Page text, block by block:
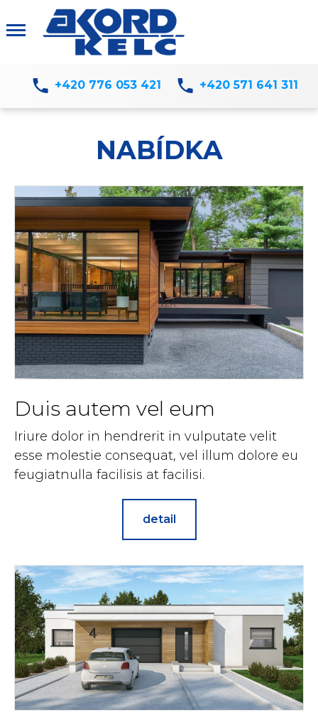
+420 776 053 421 +420 571 641 311
NABÍDKA
Duis autem vel eum
Iriure dolor in hendrerit in vulputate velit
esse molestie consequat, vel illum dolore eu
feugiatnulla facilisis at facilisi.
detail